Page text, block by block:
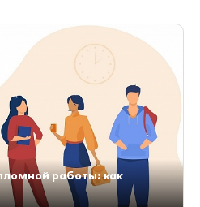
работы: как